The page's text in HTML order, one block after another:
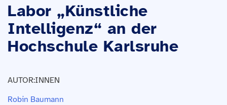
Labor „Künstliche
Intelligenz“ an der
Hochschule Karlsruhe
AUTOR:INNEN
Robin Baumann